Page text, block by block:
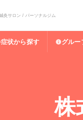
灸サロン / パーソナルジム
症状から探す グルー
株